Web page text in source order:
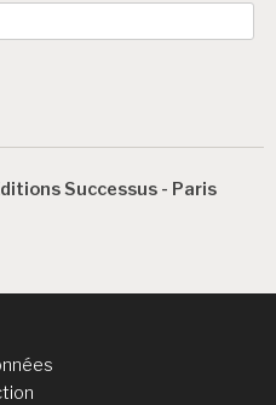
Successus - Paris